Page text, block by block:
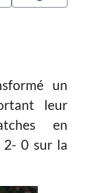
un
leur
en
2- 0 sur la